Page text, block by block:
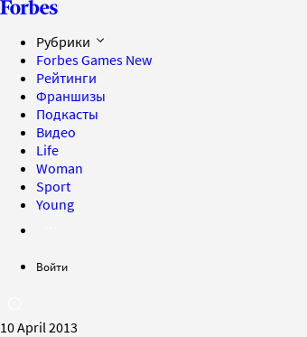
Рубрики
Forbes Games New
Рейтинги
Франшизы
Подкасты
Видео
Life
Woman
Sport
Young
Войти
10 April 2013